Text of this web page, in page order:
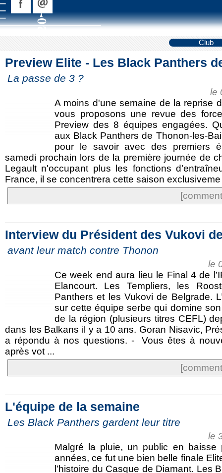
Club
Preview Elite - Les Black Panthers
La passe de 3 ?
le
A moins d'une semaine de la reprise
vous proposons une revue des
Preview des 8 équipes engagées.
aux Black Panthers de Thonon-les-
pour le savoir avec des premiers
samedi prochain lors de la première journée de
Legault n'occupant plus les fonctions
France, il se concentrera cette saison exclusiveme
Interview du Président des Vukovi
avant leur match contre Thonon
le
Ce week end aura lieu le Final 4 de
Elancourt. Les Templiers, les
Panthers et les Vukovi de Belgrade.
sur cette équipe serbe qui domine
de la région (plusieurs titres CEFL)
dans les Balkans il y a 10 ans. Goran Nisavic,
a répondu à nos questions. - Vous êtes à
après vot ...
L'équipe de la semaine
Les Black Panthers gardent leur titre
le
Malgré la pluie, un public en baisse
années, ce fut une bien belle finale
l’histoire du Casque de Diamant. Les